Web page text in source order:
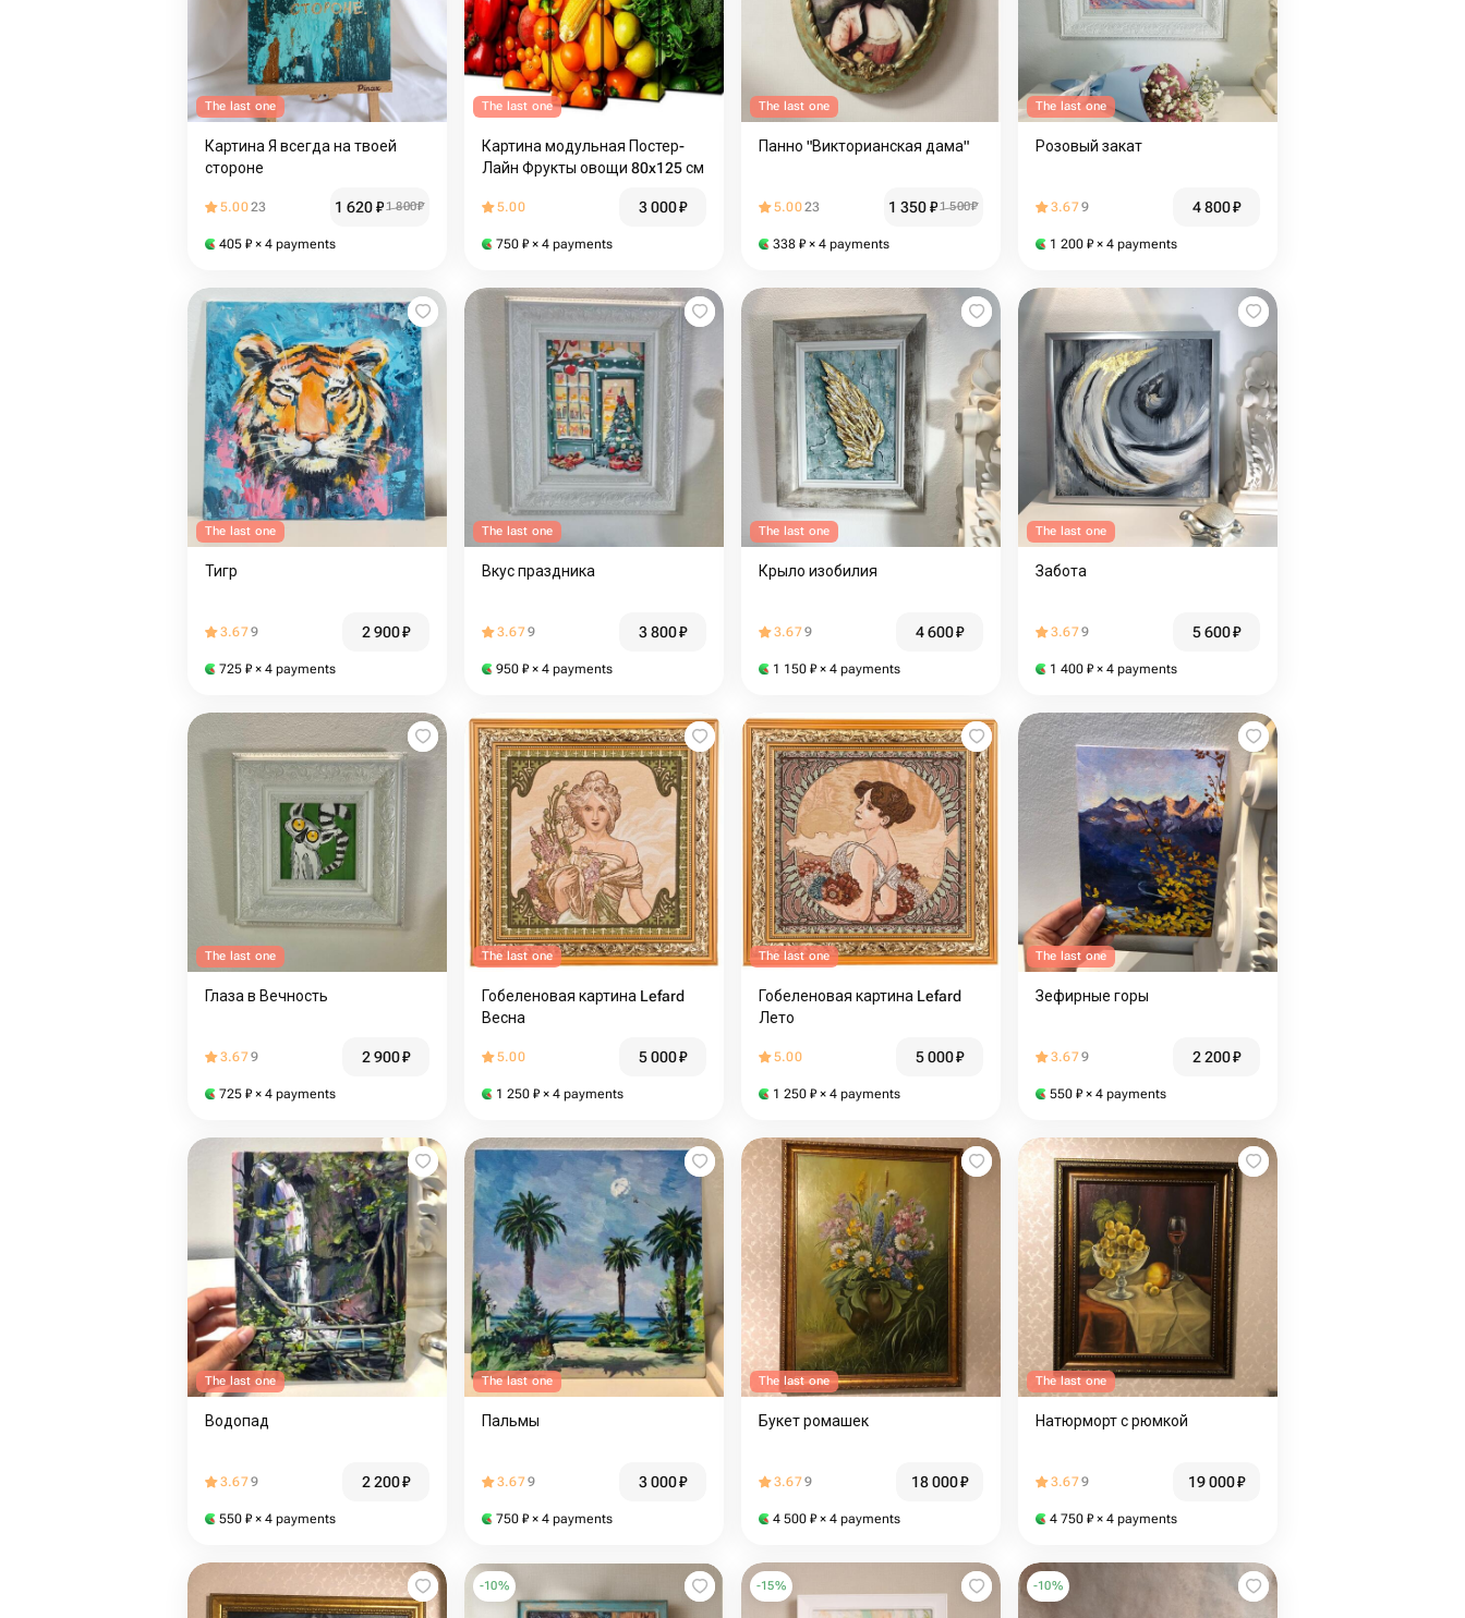
The last one
Картина Я всегда на твоей
стороне
5.0023 1 620₽1 800₽
405 ₽ × 4 payments
The last one
Картина модульная Постер-
Лайн Фрукты овощи 80x125 см
5.00 3 000₽
750 ₽ × 4 payments
The last one
Панно "Викторианская дама"
5.0023 1 350₽1 500₽
338 ₽ × 4 payments
The last one
Розовый закат
3.679 4 800₽
1 200 ₽ × 4 payments
The last one
Тигр
3.679 2 900₽
725 ₽ × 4 payments
The last one
Вкус праздника
3.679 3 800₽
950 ₽ × 4 payments
The last one
Крыло изобилия
3.679 4 600₽
1 150 ₽ × 4 payments
The last one
Забота
3.679 5 600₽
1 400 ₽ × 4 payments
The last one
Глаза в Вечность
3.679 2 900₽
725 ₽ × 4 payments
The last one
Гобеленовая картина Lefard
Весна
5.00 5 000₽
1 250 ₽ × 4 payments
The last one
Гобеленовая картина Lefard
Лето
5.00 5 000₽
1 250 ₽ × 4 payments
The last one
Зефирные горы
3.679 2 200₽
550 ₽ × 4 payments
The last one
Водопад
3.679 2 200₽
550 ₽ × 4 payments
The last one
Пальмы
3.679 3 000₽
750 ₽ × 4 payments
The last one
Букет ромашек
3.679 18 000₽
4 500 ₽ × 4 payments
The last one
Натюрморт с рюмкой
3.679 19 000₽
4 750 ₽ × 4 payments
-10% -15% -10%